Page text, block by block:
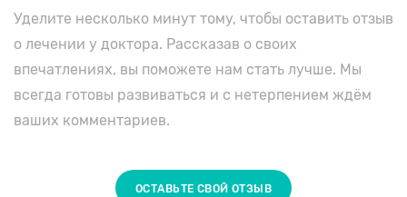
Уделите несколько минут тому, чтобы оставить отзыв
о лечении у доктора. Рассказав о своих
впечатлениях, вы поможете нам стать лучше. Мы
всегда готовы развиваться и с нетерпением ждём
ваших комментариев.
ОСТАВЬТЕ СВОЙ ОТЗЫВ